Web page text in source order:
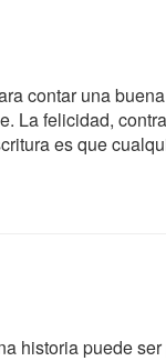
contar una
La felicidad,
es que
historia puede